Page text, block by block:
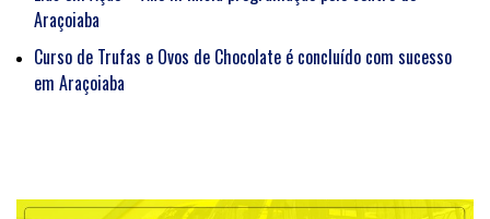
Araçoiaba
Curso de Trufas e Ovos de Chocolate é concluído com sucesso
em Araçoiaba